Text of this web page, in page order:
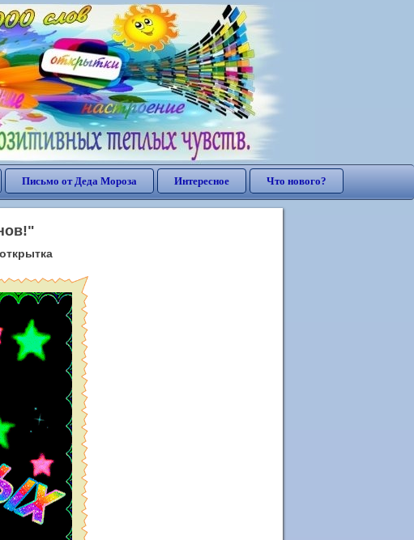
Письмо от Деда Мороза Интересное Что нового?